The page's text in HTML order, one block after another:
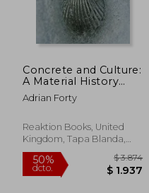
Concrete and Culture:
A Material History
(Paperback) (en
Inglés)
Adrian Forty
Reaktion Books, United
Kingdom, Tapa Blanda,
Nuevo